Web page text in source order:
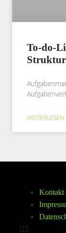
To-do-
Struktur
WEITERLESEN
Kontakt